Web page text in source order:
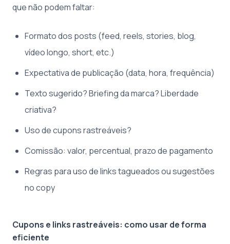
que não podem faltar:
Formato dos posts (feed, reels, stories, blog,
vídeo longo, short, etc.)
Expectativa de publicação (data, hora, frequência)
Texto sugerido? Briefing da marca? Liberdade
criativa?
Uso de cupons rastreáveis?
Comissão: valor, percentual, prazo de pagamento
Regras para uso de links tagueados ou sugestões
no copy
Cupons e links rastreáveis: como usar de forma
eficiente